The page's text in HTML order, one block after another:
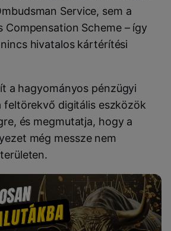
Service, sem a
Compensation Scheme – így
hivatalos kártérítési
a hagyományos pénzügyi
feltörekvő digitális eszközök
és megmutatja, hogy a
még messze nem